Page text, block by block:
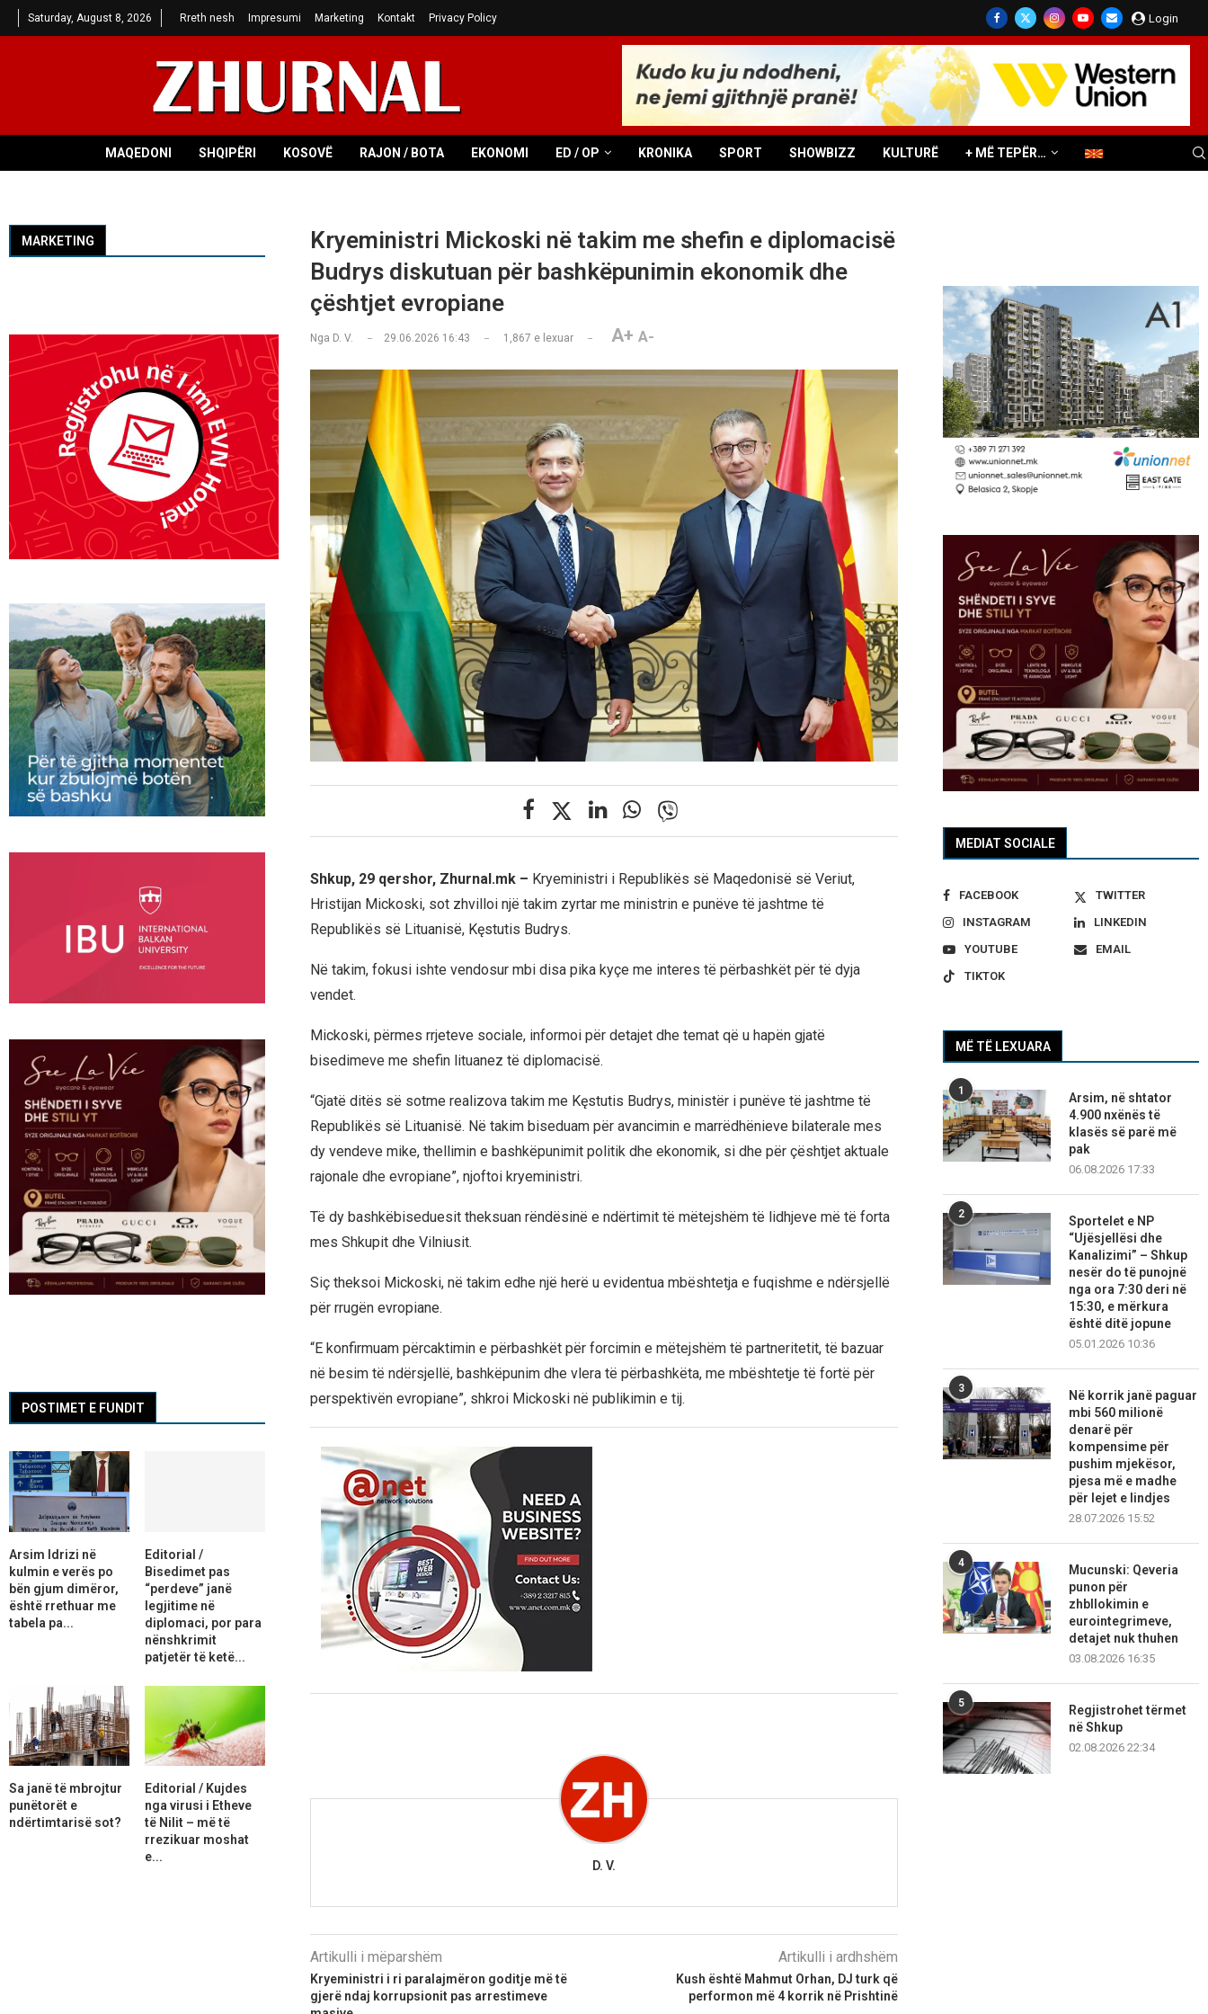
Saturday, August 8, 2026 Rreth nesh Impresumi Marketing Kontakt Privacy Policy Login
MAQEDONI SHQIPËRI KOSOVË RAJON / BOTA EKONOMI ED / OP KRONIKA SPORT SHOWBIZZ KULTURË + MË TEPËR…
Kryeministri Mickoski në takim me shefin e diplomacisë
Budrys diskutuan për bashkëpunimin ekonomik dhe
çështjet evropiane
Nga D. V. 29.06.2026 16:43 1,867 e lexuar A+ A-
Shkup, 29 qershor, Zhurnal.mk – Kryeministri i Republikës së Maqedonisë së Veriut,
Hristijan Mickoski, sot zhvilloi një takim zyrtar me ministrin e punëve të jashtme të
Republikës së Lituanisë, Kęstutis Budrys.
Në takim, fokusi ishte vendosur mbi disa pika kyçe me interes të përbashkët për të dyja
vendet.
Mickoski, përmes rrjeteve sociale, informoi për detajet dhe temat që u hapën gjatë
bisedimeve me shefin lituanez të diplomacisë.
“Gjatë ditës së sotme realizova takim me Kęstutis Budrys, ministër i punëve të jashtme të
Republikës së Lituanisë. Në takim biseduam për avancimin e marrëdhënieve bilaterale mes
dy vendeve mike, thellimin e bashkëpunimit politik dhe ekonomik, si dhe për çështjet aktuale
rajonale dhe evropiane”, njoftoi kryeministri.
Të dy bashkëbiseduesit theksuan rëndësinë e ndërtimit të mëtejshëm të lidhjeve më të forta
mes Shkupit dhe Vilniusit.
Siç theksoi Mickoski, në takim edhe një herë u evidentua mbështetja e fuqishme e ndërsjellë
për rrugën evropiane.
“E konfirmuam përcaktimin e përbashkët për forcimin e mëtejshëm të partneritetit, të bazuar
në besim të ndërsjellë, bashkëpunim dhe vlera të përbashkëta, me mbështetje të fortë për
perspektivën evropiane”, shkroi Mickoski në publikimin e tij.
D. V.
Artikulli i mëparshëm
Kryeministri i ri paralajmëron goditje më të
gjerë ndaj korrupsionit pas arrestimeve
Artikulli i ardhshëm
Kush është Mahmut Orhan, DJ turk që
performon më 4 korrik në Prishtinë
MEDIAT SOCIALE
FACEBOOK
TWITTER
INSTAGRAM
LINKEDIN
YOUTUBE
EMAIL
TIKTOK
MË TË LEXUARA
1
Arsim, në shtator
4.900 nxënës të
klasës së parë më
pak
06.08.2026 17:33
2
Sportelet e NP
“Ujësjellësi dhe
Kanalizimi” – Shkup
nesër do të punojnë
nga ora 7:30 deri në
15:30, e mërkura
është ditë jopune
05.01.2026 10:36
3
Në korrik janë paguar
mbi 560 milionë
denarë për
kompensime për
pushim mjekësor,
pjesa më e madhe
për lejet e lindjes
28.07.2026 15:52
4
Mucunski: Qeveria
punon për
zhbllokimin e
eurointegrimeve,
detajet nuk thuhen
03.08.2026 16:35
5
Regjistrohet tërmet
në Shkup
02.08.2026 22:34
MARKETING
POSTIMET E FUNDIT
Arsim Idrizi në
kulmin e verës po
bën gjum dimëror,
është rrethuar me
tabela pa...
Editorial /
Bisedimet pas
“perdeve” janë
legjitime në
diplomaci, por para
nënshkrimit
patjetër të ketë...
Sa janë të mbrojtur
punëtorët e
ndërtimtarisë sot?
Editorial / Kujdes
nga virusi i Etheve
të Nilit – më të
rrezikuar moshat
e...